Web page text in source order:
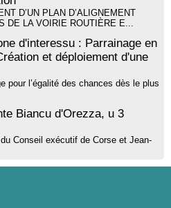
D’UN PLAN D’ALIGNEMENT
DE LA VOIRIE ROUTIÈRE E...
d'interessu : Parrainage en
et déploiement d'une
pour l’égalité des chances dès le plus
Biancu d'Orezza, u 3
Conseil exécutif de Corse et Jean-